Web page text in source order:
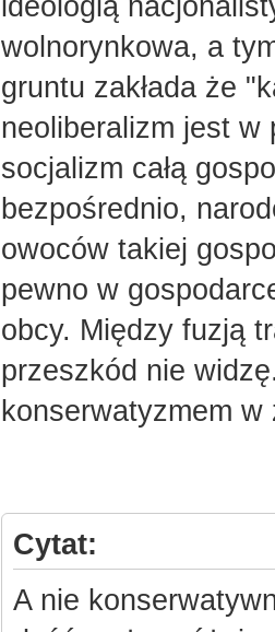
ideologią
wolnorynkowa, a
gruntu zakłada że
neoliberalizm jest w
socjalizm całą
bezpośrednio,
owoców takiej
pewno w
obcy. Między fuzją
przeszkód nie
konserwatyzmem
Cytat:
A nie